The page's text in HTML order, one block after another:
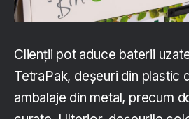
Clienții pot aduce baterii
TetraPak, deșeuri din plastic
ambalaje din metal, precum